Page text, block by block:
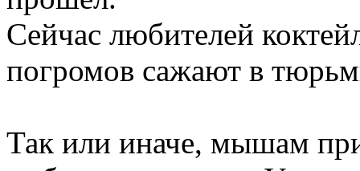
Сейчас любителей
погромов сажают в
Так или иначе, мышам